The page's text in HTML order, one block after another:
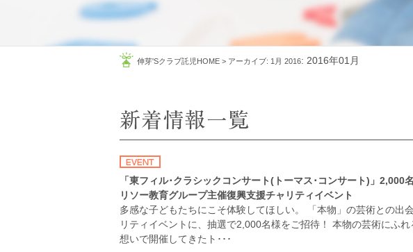
伸芽'Sクラブ託児HOME > アーカイブ: 1月 2016: 2016年01月
「東フィル･クラシックコンサート(トーマス･コンサート)」2,000
リソー教育グループ主催復興支援チャリティイベント
多感な子どもたちにこそ体験してほしい。 「本物」の芸術との出
リティイベントに、抽選で2,000名様をご招待！ 本物の芸術にふ
想いで開催してきたト･･･